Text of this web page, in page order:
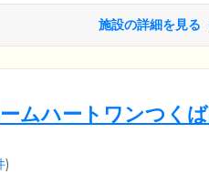
ただけます。長年ご愛用の調度
だける点も、みなさまから喜ばれ
施設の詳細を見る
ムハートワンつく
)